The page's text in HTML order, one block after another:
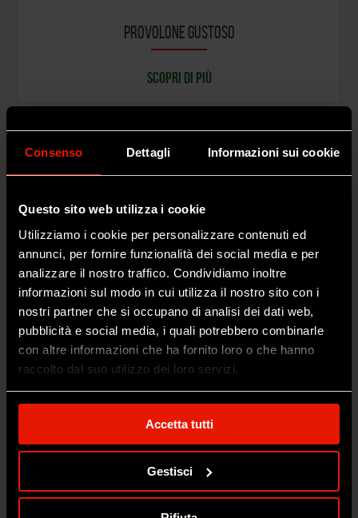
Consenso Dettagli Informazioni sui cookie
Questo sito web utilizza i cookie
Utilizziamo i cookie per personalizzare contenuti ed
annunci, per fornire funzionalità dei social media e per
analizzare il nostro traffico. Condividiamo inoltre
informazioni sul modo in cui utilizza il nostro sito con i
nostri partner che si occupano di analisi dei dati web,
pubblicità e social media, i quali potrebbero combinarle
con altre informazioni che ha fornito loro o che hanno
raccolto dal suo utilizzo dei loro servizi.
Accetta tutti
Gestisci
PROVOLONE GUSTOSO
SCOPRI DI PIÙ
PROVOLONE GIOVANE
SCOPRI DI PIÙ